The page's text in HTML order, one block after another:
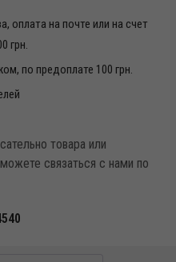
оплата на почте или на счет
грн.
по предоплате 100 грн.
товара или
связаться с нами по